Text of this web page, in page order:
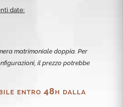
date:
matrimoniale doppia. Per
il prezzo potrebbe
entro 48h dalla